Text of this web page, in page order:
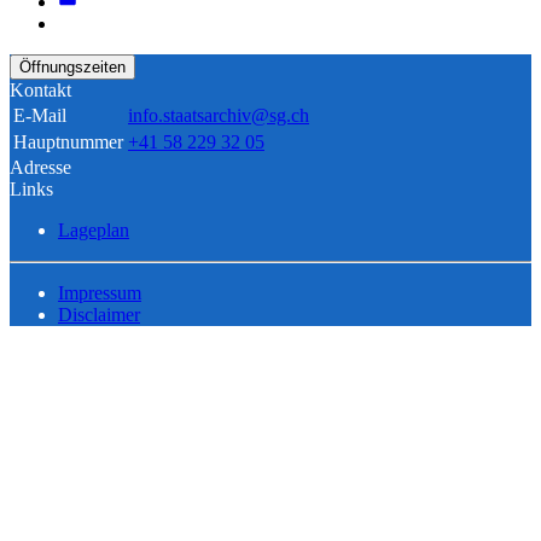
Öffnungszeiten
Kontakt
E-Mail
info.staatsarchiv@sg.ch
Hauptnummer +41 58 229 32 05
Adresse
Links
Lageplan
Impressum
Disclaimer